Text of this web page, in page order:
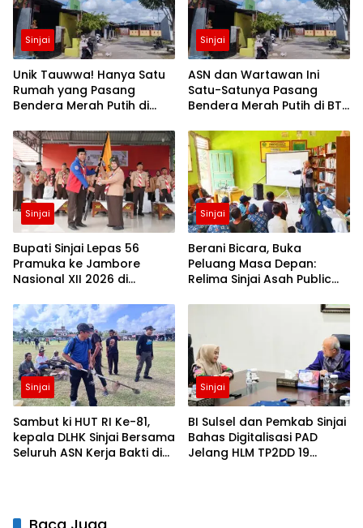
Sinjai
Unik Tauwwa! Hanya Satu
Rumah yang Pasang
Bendera Merah Putih di
Sinjai
Sinjai
ASN dan Wartawan Ini
Satu-Satunya Pasang
Bendera Merah Putih di BTN
Sinjai
Bupati Sinjai Lepas 56
Pramuka ke Jambore
Nasional XII 2026 di
Sinjai
Berani Bicara, Buka
Peluang Masa Depan:
Relima Sinjai Asah Public
Nurul Izzah Kalamisu
Sinjai
Sambut ki HUT RI Ke-81,
kepala DLHK Sinjai Bersama
Seluruh ASN Kerja Bakti di
Sinjai
BI Sulsel dan Pemkab Sinjai
Bahas Digitalisasi PAD
Jelang HLM TP2DD 19